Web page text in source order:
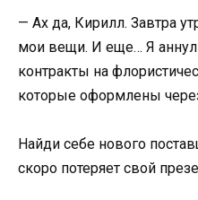
— Ах да, Кирилл. Завтра
мои вещи. И еще… Я
контракты на
которые оформлены
Найди себе нового
скоро потеряет свой